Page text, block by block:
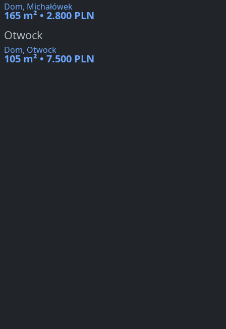
Dom, Michałówek
165 m² • 2.800 PLN
Otwock
Dom, Otwock
105 m² • 7.500 PLN